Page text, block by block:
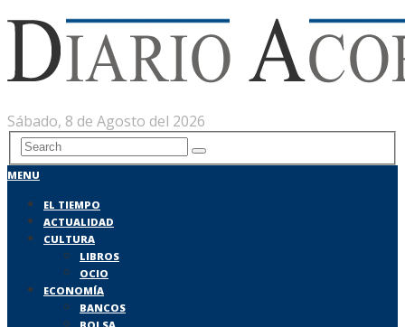
Sábado, 8 de Agosto del 2026
MENU
EL TIEMPO
ACTUALIDAD
CULTURA
LIBROS
OCIO
ECONOMÍA
BANCOS